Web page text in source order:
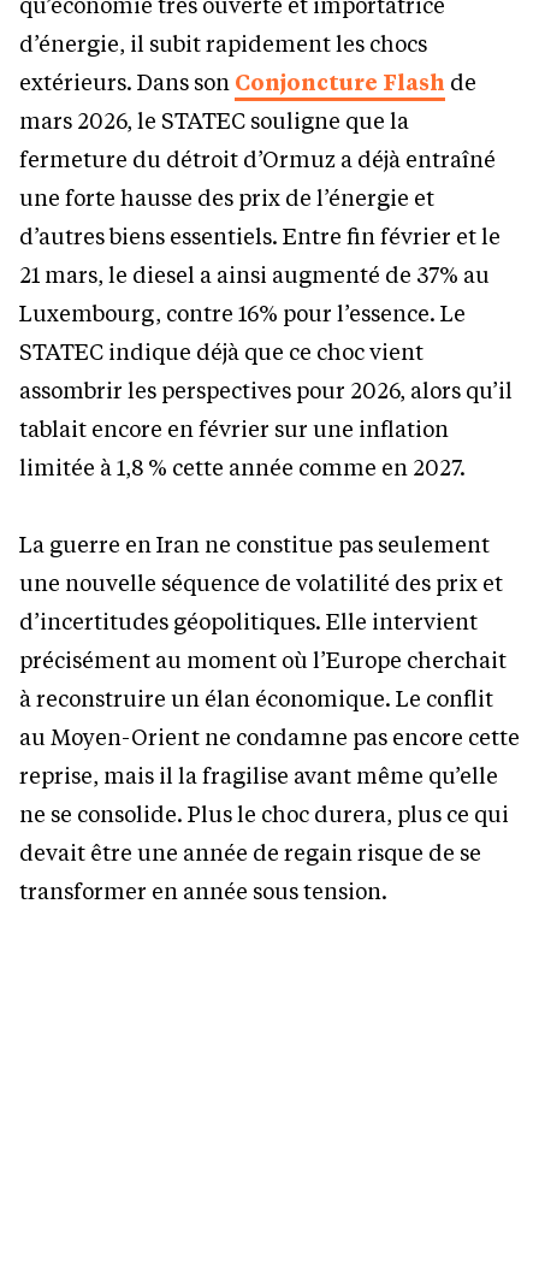
d’énergie, il subit rapidement les chocs
extérieurs. Dans son Conjoncture Flash de
mars 2026, le STATEC souligne que la
fermeture du détroit d’Ormuz a déjà entraîné
une forte hausse des prix de l’énergie et
d’autres biens essentiels. Entre fin février et le
21 mars, le diesel a ainsi augmenté de 37% au
Luxembourg, contre 16% pour l’essence. Le
STATEC indique déjà que ce choc vient
assombrir les perspectives pour 2026, alors qu’il
tablait encore en février sur une inflation
limitée à 1,8 % cette année comme en 2027.
La guerre en Iran ne constitue pas seulement
une nouvelle séquence de volatilité des prix et
d’incertitudes géopolitiques. Elle intervient
précisément au moment où l’Europe cherchait
à reconstruire un élan économique. Le conflit
au Moyen-Orient ne condamne pas encore cette
reprise, mais il la fragilise avant même qu’elle
ne se consolide. Plus le choc durera, plus ce qui
devait être une année de regain risque de se
transformer en année sous tension.